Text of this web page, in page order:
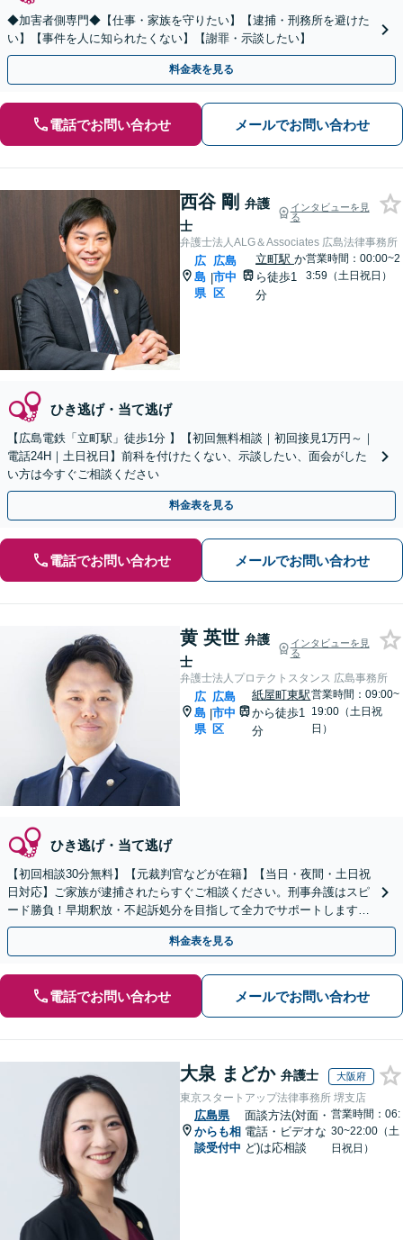
◆加害者側専門◆【仕事・家族を守りたい】【逮捕・刑務所を避けた
い】【事件を人に知られたくない】【謝罪・示談したい】
料金表を見る
電話でお問い合わせ メールでお問い合わせ
西谷 剛 弁護
士
インタビューを見
る
弁護士法人ALG＆Associates 広島法律事務所
広
島
県
|
広島
市中
区
立町駅か
ら徒歩1
分
営業時間：00:00~2
3:59（土日祝日）
ひき逃げ・当て逃げ
【広島電鉄「立町駅」徒歩1分 】【初回無料相談｜初回接見1万円～｜
電話24H｜土日祝日】前科を付けたくない、示談したい、面会がした
い方は今すぐご相談ください
料金表を見る
電話でお問い合わせ メールでお問い合わせ
黄 英世 弁護
士
インタビューを見
る
弁護士法人プロテクトスタンス 広島事務所
広
島
県
|
広島
市中
区
紙屋町東駅
から徒歩1
分
営業時間：09:00~
19:00（土日祝
日）
ひき逃げ・当て逃げ
【初回相談30分無料】【元裁判官などが在籍】【当日・夜間・土日祝
日対応】ご家族が逮捕されたらすぐご相談ください。刑事弁護はスピ
ード勝負！早期釈放・不起訴処分を目指して全力でサポートします。
【スピード対応】
料金表を見る
電話でお問い合わせ メールでお問い合わせ
大泉 まどか 弁護士 大阪府
東京スタートアップ法律事務所 堺支店
広島県
からも相
談受付中
面談方法(対面・
電話・ビデオな
ど)は応相談
営業時間：06:
30~22:00（土
日祝日）